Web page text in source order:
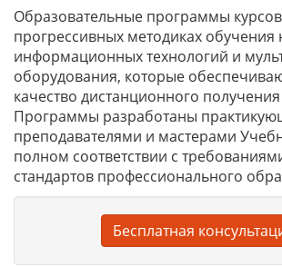
Образовательные программы
прогрессивных методиках обучения
информационных технологий и
оборудования, которые
качество дистанционного
Программы разработаны
преподавателями и мастерами
полном соответствии с
стандартов профессионального
Бесплатная